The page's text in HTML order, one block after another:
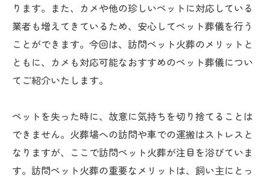
ります。また、カメや他の珍しいペットに対応している
業者も増えてきているため、安心してペット葬儀を行う
ことができます。今回は、訪問ペット火葬のメリットと
ともに、カメも対応可能なおすすめのペット葬儀につい
てご紹介いたします。
ペットを失った時に、故意に気持ちを切り捨てることは
できません。火葬場への訪問や車での運搬はストレスと
なりますが、ここで訪問ペット火葬が注目を浴びていま
す。訪問ペット火葬の重要なメリットは、飼い主にとっ